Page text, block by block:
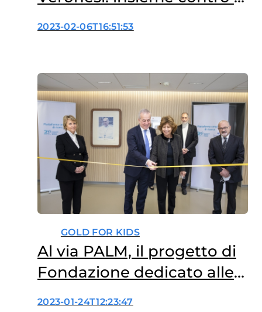
tumori pediatrici
2023-02-06T16:51:53
GOLD FOR KIDS
Al via PALM, il progetto di
Fondazione dedicato alle
leucemie pediatriche
2023-01-24T12:23:47